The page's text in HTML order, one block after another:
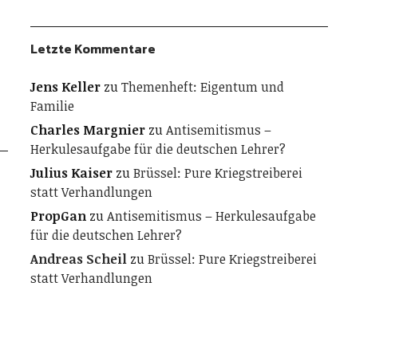
Letzte Kommentare
Jens KellerzuThemenheft: Eigentum und
Familie
Charles MargnierzuAntisemitismus –
Herkulesaufgabe für die deutschen Lehrer?
Julius KaiserzuBrüssel: Pure Kriegstreiberei
statt Verhandlungen
PropGanzuAntisemitismus – Herkulesaufgabe
für die deutschen Lehrer?
Andreas ScheilzuBrüssel: Pure Kriegstreiberei
statt Verhandlungen